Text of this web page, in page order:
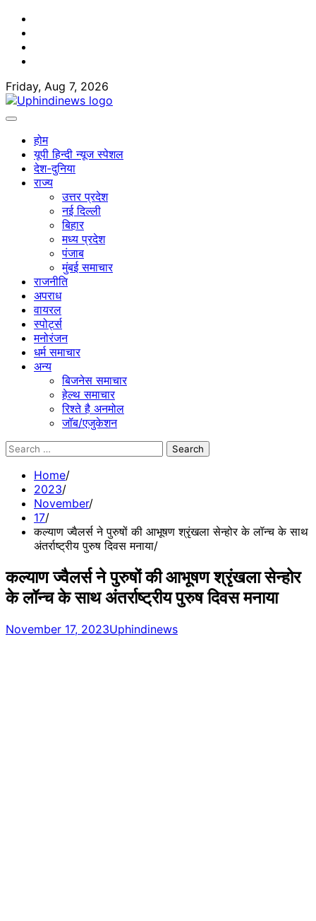
Skip
content
Friday, Aug 7, 2026
होम
यूपी हिन्दी न्यूज स्पेशल
देश-दुनिया
राज्य
उत्तर प्रदेश
नई दिल्ली
बिहार
मध्य प्रदेश
पंजाब
मुंबई समाचार
राजनीति
अपराध
वायरल
स्पोर्ट्स
मनोरंजन
धर्म समाचार
अन्य
बिजनेस समाचार
हेल्थ समाचार
रिश्ते है अनमोल
जॉब/एजुकेशन
Search
Home
2023
November
17
कल्याण ज्वैलर्स ने पुरुषों की आभूषण श्रृंखला सेन्होर के लॉन्च के साथ
अंतर्राष्ट्रीय पुरुष दिवस मनाया
कल्याण ज्वैलर्स ने पुरुषों की आभूषण श्रृंखला सेन्होर
के लॉन्च के साथ अंतर्राष्ट्रीय पुरुष दिवस मनाया
November 17, 2023Uphindinews